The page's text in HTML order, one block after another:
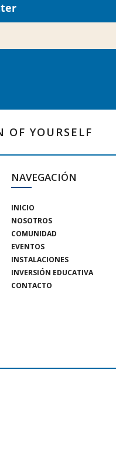
OF YOURSELF
NAVEGACIÓN
INICIO
NOSOTROS
COMUNIDAD
EVENTOS
INSTALACIONES
INVERSIÓN EDUCATIVA
CONTACTO